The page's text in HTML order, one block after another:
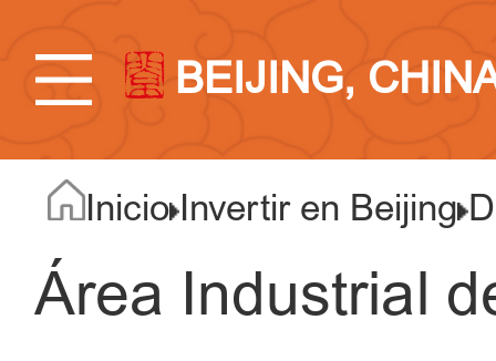
BEIJING,
Inicio Invertir en Beijing
Área Industrial